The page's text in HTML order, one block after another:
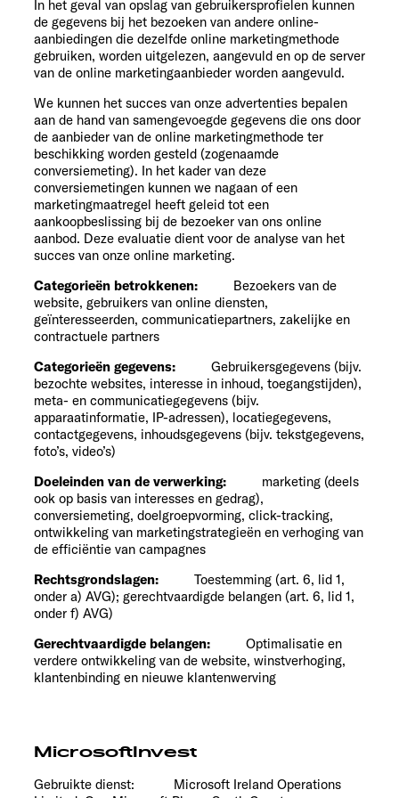
In het geval van opslag van gebruikersprofielen kunnen
de gegevens bij het bezoeken van andere online-
aanbiedingen die dezelfde online marketingmethode
gebruiken, worden uitgelezen, aangevuld en op de server
van de online marketingaanbieder worden aangevuld.
We kunnen het succes van onze advertenties bepalen
aan de hand van samengevoegde gegevens die ons door
de aanbieder van de online marketingmethode ter
beschikking worden gesteld (zogenaamde
conversiemeting). In het kader van deze
conversiemetingen kunnen we nagaan of een
marketingmaatregel heeft geleid tot een
aankoopbeslissing bij de bezoeker van ons online
aanbod. Deze evaluatie dient voor de analyse van het
succes van onze online marketing.
Categorieën betrokkenen: Bezoekers van de
website, gebruikers van online diensten,
geïnteresseerden, communicatiepartners, zakelijke en
contractuele partners
Categorieën gegevens: Gebruikersgegevens (bijv.
bezochte websites, interesse in inhoud, toegangstijden),
meta- en communicatiegegevens (bijv.
apparaatinformatie, IP-adressen), locatiegegevens,
contactgegevens, inhoudsgegevens (bijv. tekstgegevens,
foto’s, video’s)
Doeleinden van de verwerking: marketing (deels
ook op basis van interesses en gedrag),
conversiemeting, doelgroepvorming, click-tracking,
ontwikkeling van marketingstrategieën en verhoging van
de efficiëntie van campagnes
Rechtsgrondslagen: Toestemming (art. 6, lid 1,
onder a) AVG); gerechtvaardigde belangen (art. 6, lid 1,
onder f) AVG)
Gerechtvaardigde belangen: Optimalisatie en
verdere ontwikkeling van de website, winstverhoging,
klantenbinding en nieuwe klantenwerving
MicrosoftInvest
Gebruikte dienst:
Microsoft Ireland Operations